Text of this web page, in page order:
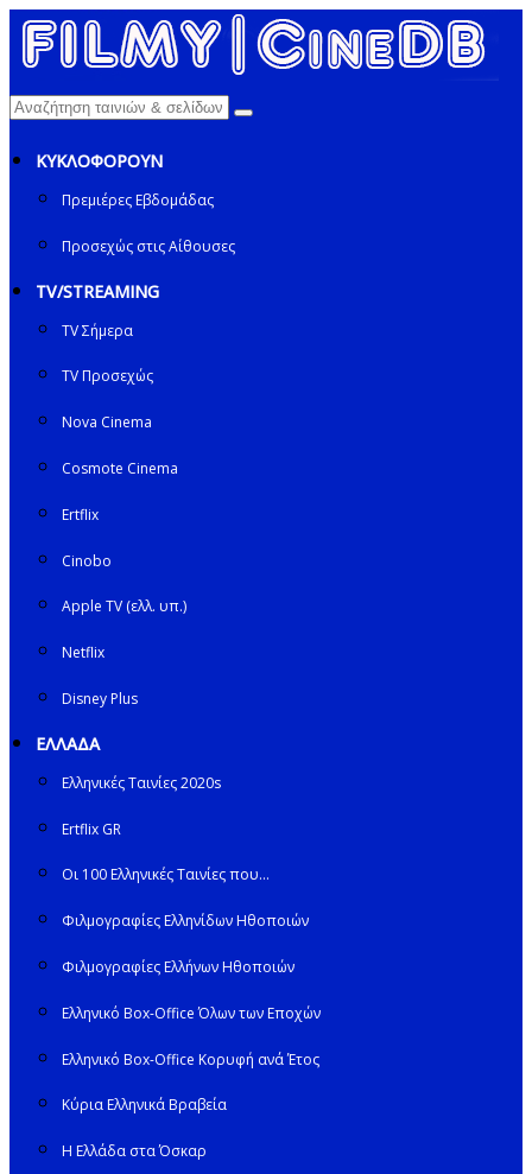
ΚΥΚΛΟΦΟΡΟΥΝ
Πρεμιέρες Εβδομάδας
Προσεχώς στις Αίθουσες
TV/STREAMING
TV Σήμερα
TV Προσεχώς
Nova Cinema
Cosmote Cinema
Ertflix
Cinobo
Apple TV (ελλ. υπ.)
Netflix
Disney Plus
ΕΛΛΑΔΑ
Ελληνικές Ταινίες 2020s
Ertflix GR
Οι 100 Ελληνικές Ταινίες που…
Φιλμογραφίες Ελληνίδων Ηθοποιών
Φιλμογραφίες Ελλήνων Ηθοποιών
Ελληνικό Box-Office Όλων των Εποχών
Ελληνικό Box-Office Κορυφή ανά Έτος
Κύρια Ελληνικά Βραβεία
Η Ελλάδα στα Όσκαρ